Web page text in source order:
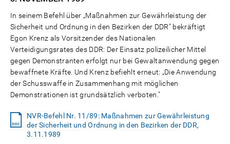
In seinem Befehl über „Maßnahmen zur Gewährleistung der
Sicherheit und Ordnung in den Bezirken der DDR" bekräftigt
Egon Krenz als Vorsitzender des Nationalen
Verteidigungsrates des DDR: Der Einsatz polizeilicher Mittel
gegen Demonstranten erfolgt nur bei Gewaltanwendung gegen
bewaffnete Kräfte. Und Krenz befiehlt erneut: „Die Anwendung
der Schusswaffe in Zusammenhang mit möglichen
Demonstrationen ist grundsätzlich verboten."
NVR-Befehl Nr. 11/89: Maßnahmen zur Gewährleistung
der Sicherheit und Ordnung in den Bezirken der DDR,
3.11.1989